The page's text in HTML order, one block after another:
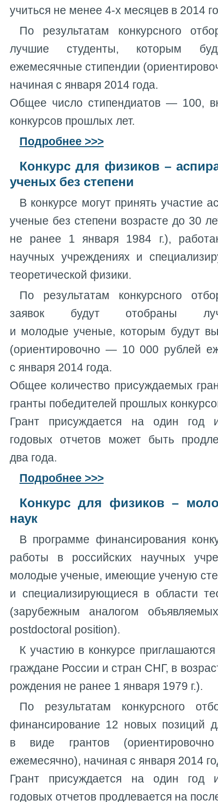
учиться не менее 4-х месяцев в 2014
По результатам конкурсного
лучшие студенты, которым
ежемесячные стипендии
начиная с января 2014 года.
Общее число стипендиатов — 100,
конкурсов прошлых лет.
Подробнее >>>
Конкурс для физиков –
ученых без степени
В конкурсе могут принять участие
ученые без степени возрасте до 30
не ранее 1 января 1984 г.),
научных учреждениях и
теоретической физики.
По результатам конкурсного
заявок будут отобраны
и молодые ученые, которым будут
(ориентировочно — 10 000 рублей
с января 2014 года.
Общее количество присуждаемых
гранты победителей прошлых
Грант присуждается на один год
годовых отчетов может быть
два года.
Подробнее >>>
Конкурс для физиков –
наук
В программе финансирования
работы в российских научных
молодые ученые, имеющие ученую
и специализирующиеся в области
(зарубежным аналогом
postdoctoral position).
К участию в конкурсе
граждане России и стран СНГ, в
рождения не ранее 1 января 1979 г.).
По результатам конкурсного
финансирование 12 новых позиций
в виде грантов
ежемесячно), начиная с января 2014
Грант присуждается на один год
годовых отчетов продлевается на